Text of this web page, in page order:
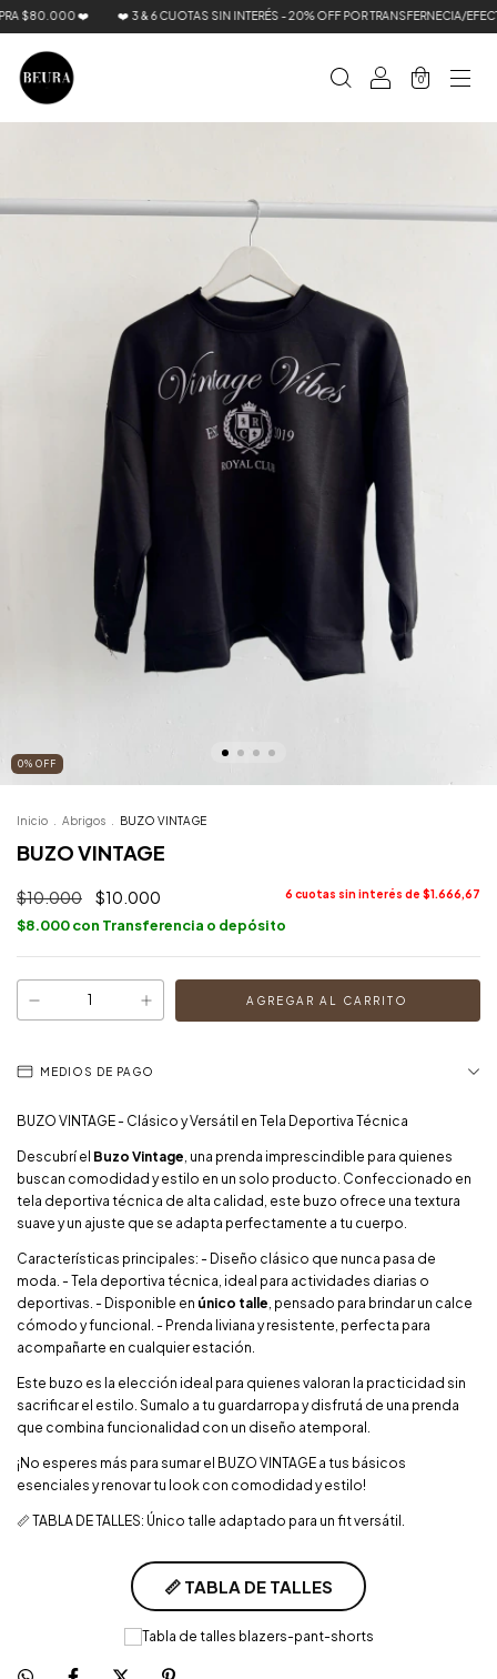
$80.000 ❤️ ❤️ 3 & 6 CUOTAS SIN INTERÉS - 20% OFF POR TRANSFERNECIA/
0
0% OFF
Inicio . Abrigos . BUZO VINTAGE
BUZO VINTAGE
$10.000 $10.000 6 cuotas sin interés de $1.666,67
$8.000con Transferencia o depósito
MEDIOS DE PAGO
BUZO VINTAGE - Clásico y Versátil en Tela Deportiva Técnica
Descubrí el Buzo Vintage, una prenda imprescindible para quienes
buscan comodidad y estilo en un solo producto. Confeccionado en
tela deportiva técnica de alta calidad, este buzo ofrece una textura
suave y un ajuste que se adapta perfectamente a tu cuerpo.
Características principales: - Diseño clásico que nunca pasa de
moda. - Tela deportiva técnica, ideal para actividades diarias o
deportivas. - Disponible en único talle, pensado para brindar un calce
cómodo y funcional. - Prenda liviana y resistente, perfecta para
acompañarte en cualquier estación.
Este buzo es la elección ideal para quienes valoran la practicidad sin
sacrificar el estilo. Sumalo a tu guardarropa y disfrutá de una prenda
que combina funcionalidad con un diseño atemporal.
¡No esperes más para sumar el BUZO VINTAGE a tus básicos
esenciales y renovar tu look con comodidad y estilo!
📏 TABLA DE TALLES: Único talle adaptado para un fit versátil.
📏 TABLA DE TALLES